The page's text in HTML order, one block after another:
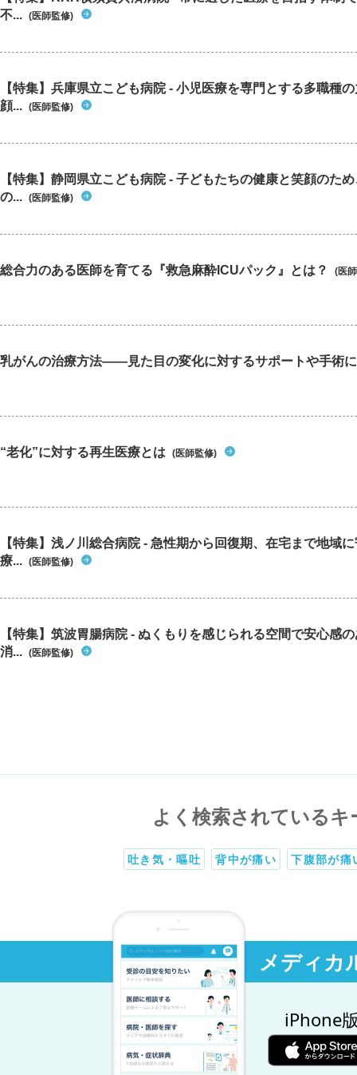
不... (医師監修)
【特集】兵庫県立こども病院 - 小児医療を専門とする多職種
顔... (医師監修)
【特集】静岡県立こども病院 - 子どもたちの健康と笑顔のた
の... (医師監修)
総合力のある医師を育てる『救急麻酔ICUパック』とは？ (医
乳がんの治療方法――見た目の変化に対するサポートや手術
“老化”に対する再生医療とは (医師監修)
【特集】浅ノ川総合病院 - 急性期から回復期、在宅まで地域
療... (医師監修)
【特集】筑波胃腸病院 - ぬくもりを感じられる空間で安心感
消... (医師監修)
よく検索されているキ
吐き気・嘔吐 背中が痛い 下腹部が痛
メディカ
iPhone